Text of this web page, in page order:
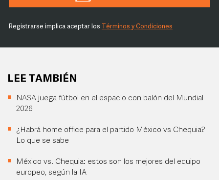
Registrarse implica aceptar los Términos y Condiciones
LEE TAMBIÉN
NASA juega fútbol en el espacio con balón del Mundial
2026
¿Habrá home office para el partido México vs Chequia?
Lo que se sabe
México vs. Chequia: estos son los mejores del equipo
europeo, según la IA